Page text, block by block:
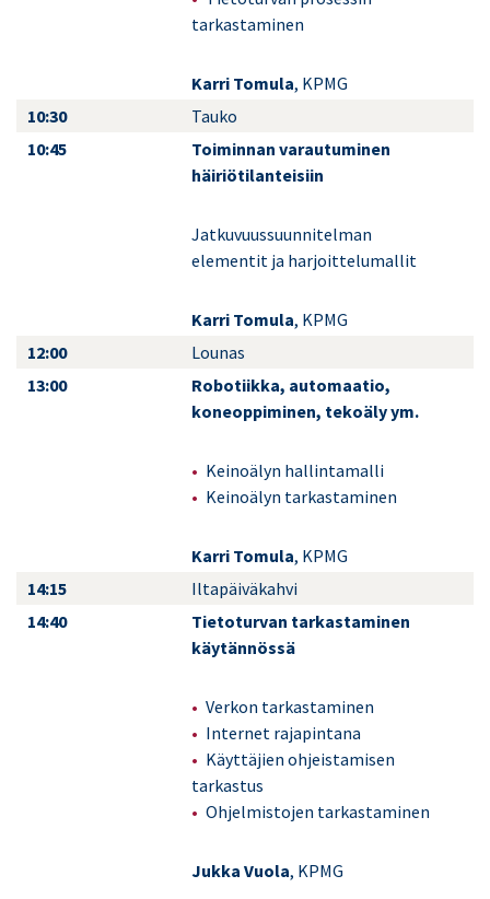
tarkastaminen
Karri Tomula, KPMG
10:30
Tauko
10:45
Toiminnan varautuminen
häiriötilanteisiin
Jatkuvuussuunnitelman
elementit ja harjoittelumallit
Karri Tomula, KPMG
12:00
Lounas
13:00
Robotiikka, automaatio,
koneoppiminen, tekoäly ym.
Keinoälyn hallintamalli
Keinoälyn tarkastaminen
Karri Tomula, KPMG
14:15
Iltapäiväkahvi
14:40
Tietoturvan tarkastaminen
käytännössä
Verkon tarkastaminen
Internet rajapintana
Käyttäjien ohjeistamisen
tarkastus
Ohjelmistojen tarkastaminen
Jukka Vuola, KPMG